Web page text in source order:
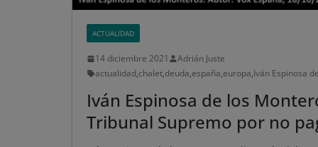
ACTUALIDAD
14 diciembre 2021
Adrián Juste
actualidad,chalet,deuda,españa,europa,Iván Espinosa
Iván Espinosa de los
Tribunal Supremo por no